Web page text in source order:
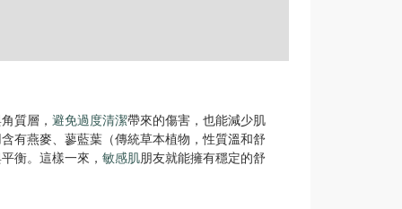
質層， 避免過度清潔帶來的傷害，也能減少肌
有燕麥、蓼藍葉（傳統草本植物，性質溫和舒
衡。這樣一來， 敏感肌朋友就能擁有穩定的舒